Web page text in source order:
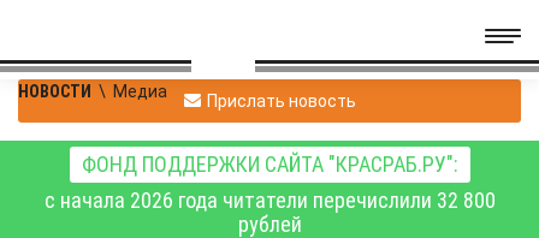
НОВОСТИ \ Медиа Прислать новость
ФОНД ПОДДЕРЖКИ САЙТА "КРАСРАБ.РУ":
с начала 2026 года читатели перечислили 32 800
рублей